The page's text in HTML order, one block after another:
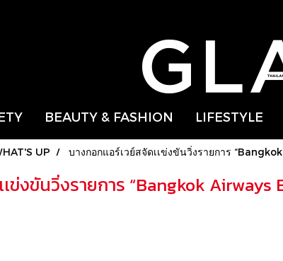
BEAUTY & FASHION LIFESTYLE
UP บางกอกแอร์เวย์สจัดเเข่งขันวิ่งรายการ
ข่งขันวิ่งรายการ “Bangkok Airways